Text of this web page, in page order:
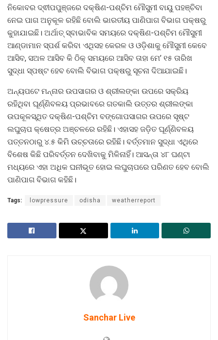
ନିକୋବର ଦ୍ଵୀପପୁଞ୍ଜରେ ଦକ୍ଷିଣ-ପଶ୍ଚିମ ମୌସୁମୀ ବାୟୁ ପହଞ୍ଚିବା
ନେଇ ପାଗ ଅନୁକୂଳ ରହିଛି ବୋଲି ଭାରତୀୟ ପାଣିପାଗ ବିଭାଗ ପକ୍ଷରୁ
କୁହାଯାଇଛି। ଅର୍ଥାତ୍ ସ୍ବାଭାବିକ ସମୟରେ ଦକ୍ଷିଣ-ପଶ୍ଚିମ ମୌସୁମୀ
ଆଣ୍ଡାମାନ ସ୍ପର୍ଶ କରିବା ଏଥିସହ କେରଳ ଓ ଓଡ଼ିଶାକୁ ମୌସୁମୀ କେବେ
ଆସିବ, ସଅଳ ଆସିବ କି ଠିକ୍ ସମୟରେ ଆସିବ ତାହା ମେ’ ୧୫ ତାରିଖ
ସୁଦ୍ଧା ସ୍ପଷ୍ଟ ହେବ ବୋଲି ବିଭାଗ ପକ୍ଷରୁ ସୂଚନା ଦିଆଯାଇଛି।
ଅନ୍ୟପଟେ ମନ୍ନାର ଉପସାଗର ଓ ଶ୍ରୀଲଙ୍କା ଉପରେ ସକ୍ରିୟ
ରହିଥିବା ଘୂର୍ଣ୍ଣିବଳୟ ପ୍ରଭାବରେ ଗତକାଲି ଉତ୍ତର ଶ୍ରୀଲଙ୍କା
ଉପକୂଳସ୍ଥିତ ଦକ୍ଷିଣ-ପଶ୍ଚିମ ବଙ୍ଗୋପସାଗର ଉପରେ ସୃଷ୍ଟ
ଲଘୁଚାପ କ୍ଷେତ୍ର ଅଞ୍ଚଳରେ ରହିଛି। ଏହାସହ ଜଡ଼ିତ ଘୂର୍ଣ୍ଣିବଳୟ
ପତ୍ତନଠାରୁ ୪.୫ କିମି ଉଚ୍ଚତାରେ ରହିଛି। ବର୍ତ୍ତମାନ ସୁଦ୍ଧା ଏଥିରେ
ବିଶେଷ କିଛି ପରିବର୍ତ୍ତନ ଦେଖିବାକୁ ମିଳିନାହିଁ। ଆସନ୍ତା ୪୮ ଘଣ୍ଟା
ମଧ୍ୟରେ ଏହା ଅଧିକ ଘନୀଭୂତ ହୋଇ ଲଘୁଚାପରେ ପରିଣତ ହେବ ବୋଲି
ପାଣିପାଗ ବିଭାଗ କହିଛି।
Tags: lowpressure odisha weatherreport
Sanchar Live